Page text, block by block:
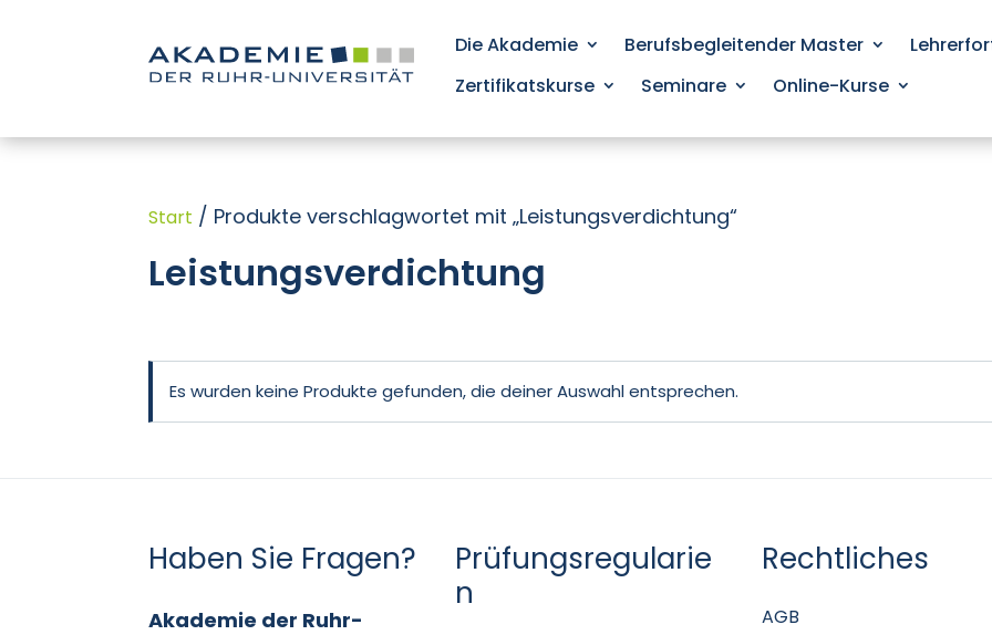
Die Akademie Berufsbegleitender Master
Zertifikatskurse
Seminare Online-Kurse
Start / Produkte verschlagwortet mit „Leistungsverdichtung“
Leistungsverdichtung
Es wurden keine Produkte gefunden, die deiner Auswahl entsprechen.
Haben Sie Fragen?
Akademie der Ruhr-
Prüfungsregularie
n
Rechtliches
AGB